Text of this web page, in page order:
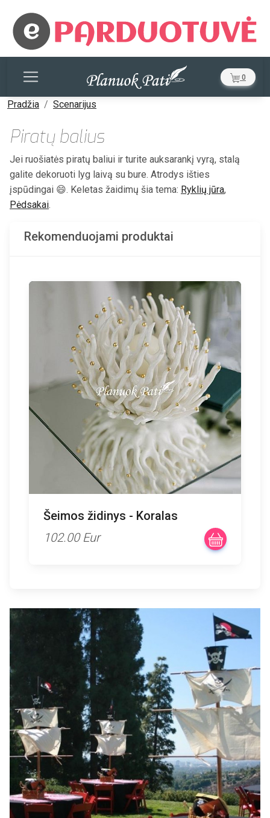
0
Pradžia Scenarijus
Piratų balius
Jei ruošiatės piratų baliui ir turite auksarankį vyrą, stalą
galite dekoruoti lyg laivą su bure. Atrodys išties
įspūdingai 😄. Keletas žaidimų šia tema: Ryklių jūra,
Pėdsakai.
Rekomenduojami produktai
Šeimos židinys - Koralas
102.00 Eur